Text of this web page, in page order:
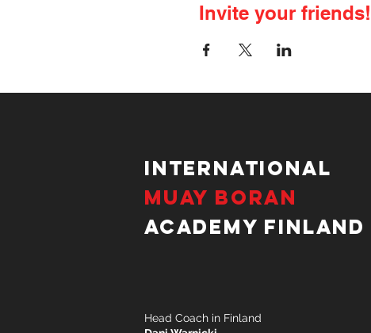
Invite your friends!
Head Coach in Finland
International
Muay Boran
Academy Finland